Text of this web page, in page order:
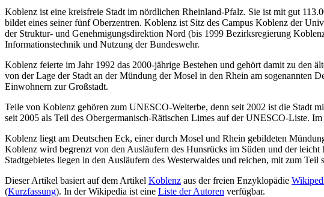
Koblenz ist eine kreisfreie Stadt im nördlichen Rheinland-Pfalz. Sie ist mit gut
bildet eines seiner fünf Oberzentren. Koblenz ist Sitz des Campus Koblenz der
der Struktur- und Genehmigungsdirektion Nord (bis 1999 Bezirksregierung
Informationstechnik und Nutzung der Bundeswehr.
Koblenz feierte im Jahr 1992 das 2000-jährige Bestehen und gehört damit zu den
von der Lage der Stadt an der Mündung der Mosel in den Rhein am sogenannten
Einwohnern zur Großstadt.
Teile von Koblenz gehören zum UNESCO-Welterbe, denn seit 2002 ist die Stadt
seit 2005 als Teil des Obergermanisch-Rätischen Limes auf der UNESCO-Liste.
Koblenz liegt am Deutschen Eck, einer durch Mosel und Rhein gebildeten
Koblenz wird begrenzt von den Ausläufern des Hunsrücks im Süden und der
Stadtgebietes liegen in den Ausläufern des Westerwaldes und reichen, mit zum Teil
Dieser Artikel basiert auf dem Artikel Koblenz aus der freien Enzyklopädie
(Kurzfassung). In der Wikipedia ist eine Liste der Autoren verfügbar.